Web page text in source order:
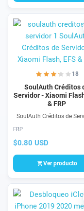
18
SoulAuth Créditos
Servidor - Xiaomi
& FRP
SoulAuth Créditos de
software que trabaja por
para carga de software
FRP
$0.80 USD
Ver producto